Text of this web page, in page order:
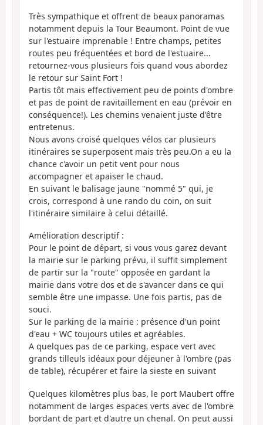
Très sympathique et offrent de beaux panoramas
notamment depuis la Tour Beaumont. Point de vue
sur l'estuaire imprenable ! Entre champs, petites
routes peu fréquentées et bord de l'estuaire...
retournez-vous plusieurs fois quand vous abordez
le retour sur Saint Fort !
Partis tôt mais effectivement peu de points d'ombre
et pas de point de ravitaillement en eau (prévoir en
conséquence!). Les chemins venaient juste d'être
entretenus.
Nous avons croisé quelques vélos car plusieurs
itinéraires se superposent mais très peu.On a eu la
chance c'avoir un petit vent pour nous
accompagner et apaiser le chaud.
En suivant le balisage jaune "nommé 5" qui, je
crois, correspond à une rando du coin, on suit
l'itinéraire similaire à celui détaillé.
Amélioration descriptif :
Pour le point de départ, si vous vous garez devant
la mairie sur le parking prévu, il suffit simplement
de partir sur la "route" opposée en gardant la
mairie dans votre dos et de s'avancer dans ce qui
semble être une impasse. Une fois partis, pas de
souci.
Sur le parking de la mairie : présence d'un point
d'eau + WC toujours utiles et agréables.
A quelques pas de ce parking, espace vert avec
grands tilleuls idéaux pour déjeuner à l'ombre (pas
de table), récupérer et faire la sieste en suivant
Quelques kilomètres plus bas, le port Maubert offre
notamment de larges espaces verts avec de l'ombre
bordant de part et d'autre un chenal. On peut aussi